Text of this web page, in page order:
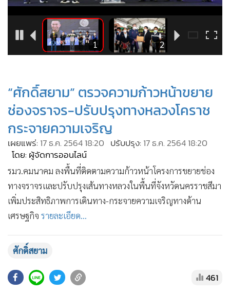
• Green Innovation & SD
Management & HR
MGR Live
ท่องเที่ยว
• กีฬา
• ต่างประเทศ
• Special Scoop
เศรษฐกิจ-ธุรกิจ
• จีน
• ชุมชน-คุณภาพชีวิต
• อาชญากรรม
Motoring
• เกม
วิทยาศาสตร์
• SMEs
• หุ้น
“ศักดิ์สยาม” ตรวจความก้าวหน้าขยาย
ช่องจราจร-ปรับปรุงทางหลวงโคราช
กระจายความเจริญ
เผยแพร่: 17 ธ.ค. 2564 18:20 ปรับปรุง: 17 ธ.ค. 2564 18:20
โดย: ผู้จัดการออนไลน์
รมว.คมนาคม ลงพื้นที่ติดตามความก้าวหน้าโครงการขยายช่อง
ทางจราจรและปรับปรุงเส้นทางหลวงในพื้นที่จังหวัดนครราชสีมา
เพิ่มประสิทธิภาพการเดินทาง-กระจายความเจริญทางด้าน
เศรษฐกิจ รายละเอียด...
ศักดิ์สยาม
461
11 1 2